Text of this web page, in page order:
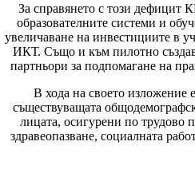
За справянето с този дефицит
образователните системи и
увеличаване на инвестициите в
ИКТ. Също и към пилотно
партньори за подпомагане на
В хода на своето
съществуващата
лицата, осигурени по трудово
здравеопазване, социалната